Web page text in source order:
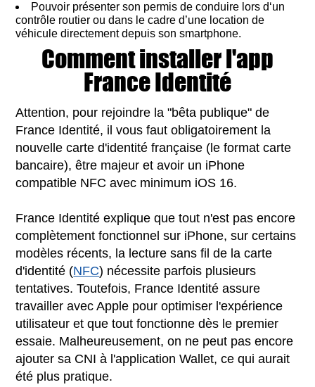
Pouvoir présenter son permis de conduire lors d‘un
contrôle routier ou dans le cadre d’une location de
véhicule directement depuis son smartphone.
Comment installer l'app
France Identité
Attention, pour rejoindre la "bêta publique" de
France Identité, il vous faut obligatoirement la
nouvelle carte d'identité française (le format carte
bancaire), être majeur et avoir un iPhone
compatible NFC avec minimum iOS 16.
France Identité explique que tout n'est pas encore
complètement fonctionnel sur iPhone, sur certains
modèles récents, la lecture sans fil de la carte
d'identité (NFC) nécessite parfois plusieurs
tentatives. Toutefois, France Identité assure
travailler avec Apple pour optimiser l'expérience
utilisateur et que tout fonctionne dès le premier
essaie. Malheureusement, on ne peut pas encore
ajouter sa CNI à l'application Wallet, ce qui aurait
été plus pratique.